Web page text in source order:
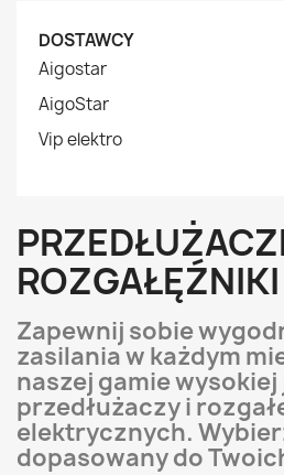
DOSTAWCY
Aigostar
AigoStar
Vip elektro
ROZGAŁĘŹNIKI
Zapewnij sobie
zasilania w każdym
naszej gamie
przedłużaczy i
elektrycznych.
dopasowany do